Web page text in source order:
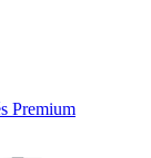
Premium